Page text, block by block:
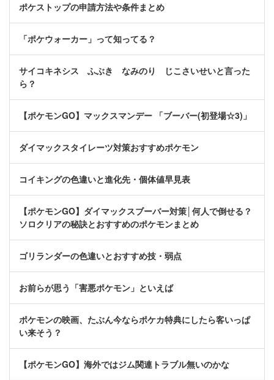
ポケストップの申請方法や条件まとめ
「ポケウォーカー」って知ってる？
サイコキネシス ふぶき なみのり じこさいせいと言った
ら？
【ポケモンGO】マックスマンデー 「ブーバー(初登場☆3)」
ダイマックスタイレーツ対策おすすめポケモン
コイキングの色違いと進化先・個体値早見表
【ポケモンGO】ダイマックスブーバー対策│何人で倒せる？
ソロクリアの秘訣とおすすめのポケモンまとめ
ゴリランダーの色違いとおすすめ技・弱点
お前らが思う「害悪ポケモン」といえば
ポケモンの映画、たぶん今ならポケカ特典にしたら客いっぱ
い来そう？
【ポケモンGO】海外ではジム関連トラブル無いのかな